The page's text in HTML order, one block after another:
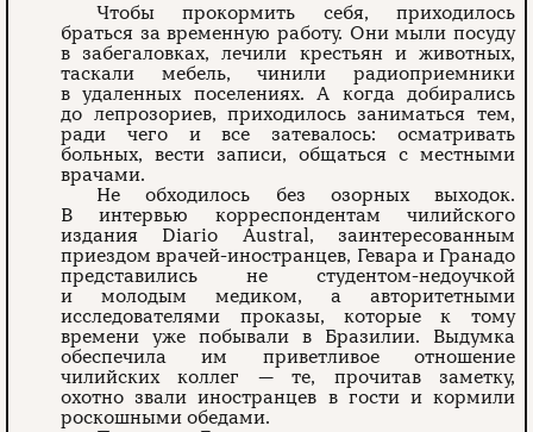
Чтобы прокормить себя, приходилось
браться за временную работу. Они мыли посуду
в забегаловках, лечили крестьян и животных,
таскали мебель, чинили радиоприемники
в удаленных поселениях. А когда добирались
до лепрозориев, приходилось заниматься тем,
ради чего и все затевалось: осматривать
больных, вести записи, общаться с местными
врачами.
Не обходилось без озорных выходок.
В интервью корреспондентам чилийского
издания Diario Austral, заинтересованным
приездом врачей-иностранцев, Гевара и Гранадо
представились не студентом-недоучкой
и молодым медиком, а авторитетными
исследователями проказы, которые к тому
времени уже побывали в Бразилии. Выдумка
обеспечила им приветливое отношение
чилийских коллег — те, прочитав заметку,
охотно звали иностранцев в гости и кормили
роскошными обедами.